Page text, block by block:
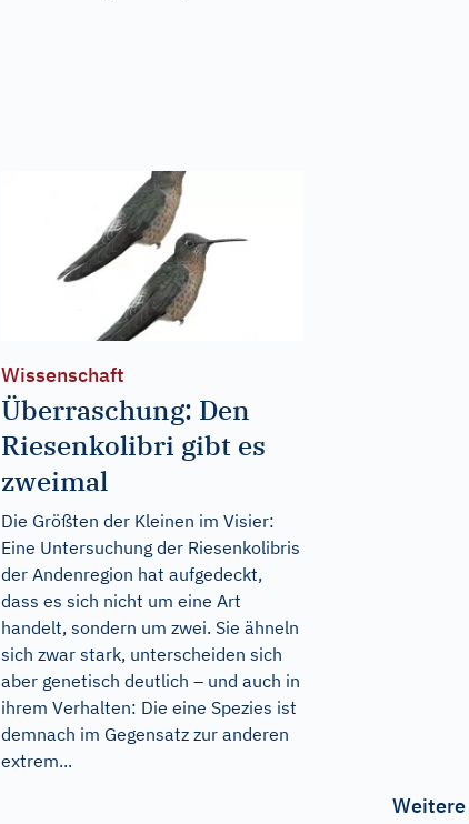
Wissenschaft
Überraschung: Den
Riesenkolibri gibt es
zweimal
Die Größten der Kleinen im Visier:
Eine Untersuchung der Riesenkolibris
der Andenregion hat aufgedeckt,
dass es sich nicht um eine Art
handelt, sondern um zwei. Sie ähneln
sich zwar stark, unterscheiden sich
aber genetisch deutlich – und auch in
ihrem Verhalten: Die eine Spezies ist
demnach im Gegensatz zur anderen
extrem...